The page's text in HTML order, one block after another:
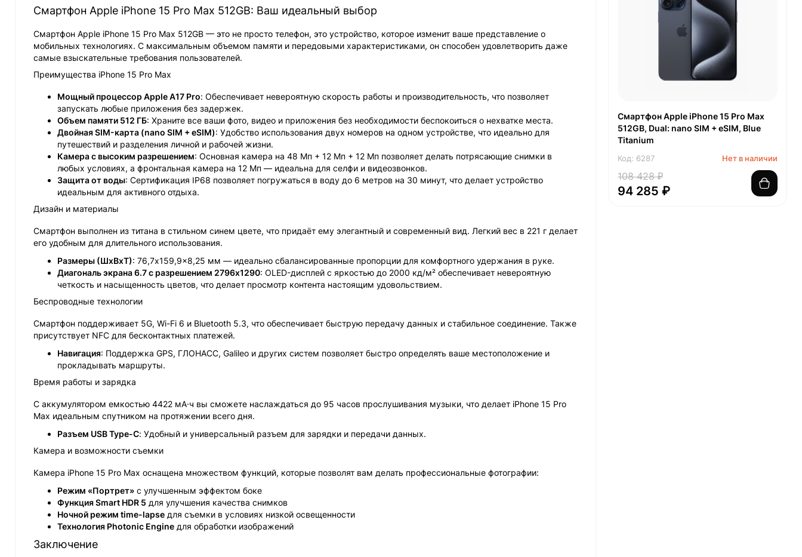
Смартфон Apple iPhone 15 Pro Max 512GB: Ваш идеальный выбор
Смартфон Apple iPhone 15 Pro Max 512GB — это не просто телефон, это устройство, которое изменит ваше представление о
мобильных технологиях. С максимальным объемом памяти и передовыми характеристиками, он способен удовлетворить даже
самые взыскательные требования пользователей.
Преимущества iPhone 15 Pro Max
Мощный процессор Apple A17 Pro: Обеспечивает невероятную скорость работы и производительность, что позволяет
запускать любые приложения без задержек.
Объем памяти 512 ГБ: Храните все ваши фото, видео и приложения без необходимости беспокоиться о нехватке места.
Двойная SIM-карта (nano SIM + eSIM): Удобство использования двух номеров на одном устройстве, что идеально для
путешествий и разделения личной и рабочей жизни.
Камера с высоким разрешением: Основная камера на 48 Мп + 12 Мп + 12 Мп позволяет делать потрясающие снимки в
любых условиях, а фронтальная камера на 12 Мп — идеальна для селфи и видеозвонков.
Защита от воды: Сертификация IP68 позволяет погружаться в воду до 6 метров на 30 минут, что делает устройство
идеальным для активного отдыха.
Дизайн и материалы
Смартфон выполнен из титана в стильном синем цвете, что придаёт ему элегантный и современный вид. Легкий вес в 221 г делает
его удобным для длительного использования.
Размеры (ШxВxТ): 76,7x159,9x8,25 мм — идеально сбалансированные пропорции для комфортного удержания в руке.
Диагональ экрана 6.7 с разрешением 2796x1290: OLED-дисплей с яркостью до 2000 кд/м² обеспечивает невероятную
четкость и насыщенность цветов, что делает просмотр контента настоящим удовольствием.
Беспроводные технологии
Смартфон поддерживает 5G, Wi-Fi 6 и Bluetooth 5.3, что обеспечивает быструю передачу данных и стабильное соединение. Также
присутствует NFC для бесконтактных платежей.
Навигация: Поддержка GPS, ГЛОНАСС, Galileo и других систем позволяет быстро определять ваше местоположение и
прокладывать маршруты.
Время работы и зарядка
С аккумулятором емкостью 4422 мА·ч вы сможете наслаждаться до 95 часов прослушивания музыки, что делает iPhone 15 Pro
Max идеальным спутником на протяжении всего дня.
Разъем USB Type-C: Удобный и универсальный разъем для зарядки и передачи данных.
Камера и возможности съемки
Камера iPhone 15 Pro Max оснащена множеством функций, которые позволят вам делать профессиональные фотографии:
Режим «Портрет» с улучшенным эффектом боке
Функция Smart HDR 5 для улучшения качества снимков
Ночной режим time-lapse для съемки в условиях низкой освещенности
Технология Photonic Engine для обработки изображений
Заключение
Смартфон Apple iPhone 15 Pro Max
512GB, Dual: nano SIM + eSIM, Blue
Titanium
Код: 6287 Нет в наличии
108 428 ₽
94 285 ₽